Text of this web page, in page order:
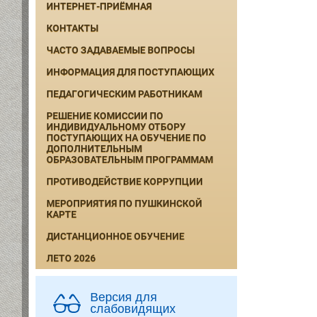
ИНТЕРНЕТ-ПРИЁМНАЯ
КОНТАКТЫ
ЧАСТО ЗАДАВАЕМЫЕ ВОПРОСЫ
ИНФОРМАЦИЯ ДЛЯ ПОСТУПАЮЩИХ
ПЕДАГОГИЧЕСКИМ РАБОТНИКАМ
РЕШЕНИЕ КОМИССИИ ПО
ИНДИВИДУАЛЬНОМУ ОТБОРУ
ПОСТУПАЮЩИХ НА ОБУЧЕНИЕ ПО
ДОПОЛНИТЕЛЬНЫМ
ОБРАЗОВАТЕЛЬНЫМ ПРОГРАММАМ
ПРОТИВОДЕЙСТВИЕ КОРРУПЦИИ
МЕРОПРИЯТИЯ ПО ПУШКИНСКОЙ
КАРТЕ
ДИСТАНЦИОННОЕ ОБУЧЕНИЕ
ЛЕТО 2026
Версия для
слабовидящих